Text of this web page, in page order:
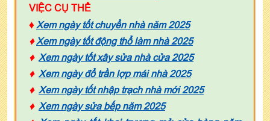
VIỆC CỤ THỂ
♦ Xem ngày tốt chuyển nhà năm 2025
♦ Xem ngày tốt động thổ làm nhà 2025
♦ Xem ngày tốt xây sửa nhà cửa 2025
♦ Xem ngày đổ trần lợp mái nhà 2025
♦ Xem ngày tốt nhập trạch nhà mới 2025
♦ Xem ngày sửa bếp năm 2025